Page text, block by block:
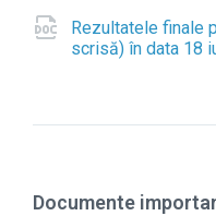
Rezultatele finale
scrisă) în data 18
Documente